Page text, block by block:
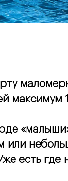
максимум
или
есть где